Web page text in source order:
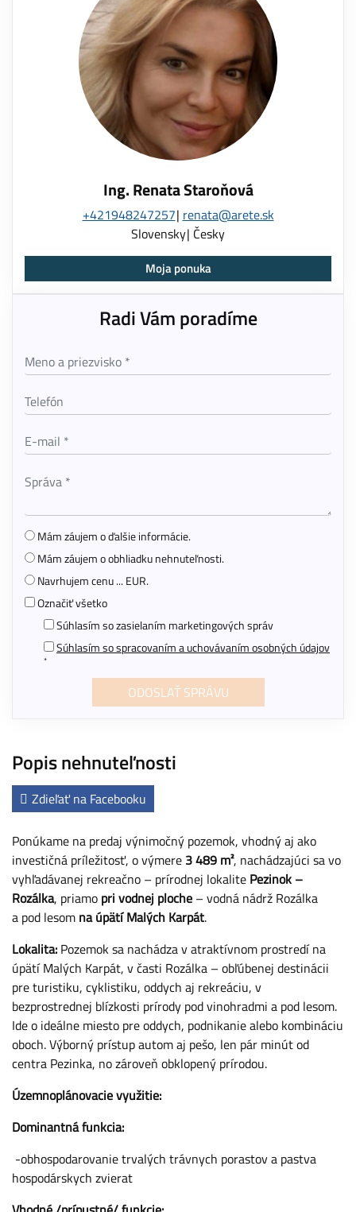
Popis nehnuteľnosti
Zdieľať na Facebooku
Ponúkame na predaj výnimočný pozemok, vhodný aj ako
investičná príležitosť, o výmere 3 489 m², nachádzajúci sa vo
vyhľadávanej rekreačno – prírodnej lokalite Pezinok –
Rozálka, priamo pri vodnej ploche – vodná nádrž Rozálka
a pod lesom na úpätí Malých Karpát.
Lokalita: Pozemok sa nachádza v atraktívnom prostredí na
úpätí Malých Karpát, v časti Rozálka – obľúbenej destinácii
pre turistiku, cyklistiku, oddych aj rekreáciu, v
bezprostrednej blízkosti prírody pod vinohradmi a pod lesom.
Ide o ideálne miesto pre oddych, podnikanie alebo kombináciu
oboch. Výborný prístup autom aj pešo, len pár minút od
centra Pezinka, no zároveň obklopený prírodou.
Územnoplánovacie využitie:
Dominantná funkcia:
-obhospodarovanie trvalých trávnych porastov a pastva
hospodárskych zvierat
Ing. Renata Staroňová
+421948247257 renata@arete.sk
Slovensky Česky
Moja ponuka
Radi Vám poradíme
Mám záujem o ďalšie informácie.
Mám záujem o obhliadku nehnuteľnosti.
Navrhujem cenu ... EUR.
Označiť všetko
Súhlasím so zasielaním marketingových správ
Súhlasím so spracovaním a uchovávaním osobných údajov
*